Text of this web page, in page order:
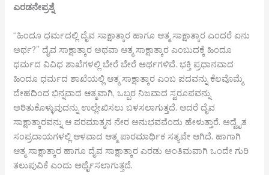
ಎರಡನೇಪ್ರಶ್ನೆ
“ಹಿಂದೂ ಧರ್ಮದಲ್ಲಿ ದೈವ ಸಾಕ್ಷಾತ್ಕಾರ ಹಾಗೂ ಆತ್ಮ ಸಾಕ್ಷಾತ್ಕಾರ ಎಂದರೆ ಏನು
ಅರ್ಥ?” ದೈವ ಸಾಕ್ಷಾತ್ಕಾರ ಅಥವಾ ಆತ್ಮ ಸಾಕ್ಷಾತ್ಕಾರ ಎಂಬುದಕ್ಕೆ ಹಿಂದೂ
ಧರ್ಮದ ವಿವಿಧ ಶಾಖೆಗಳಲ್ಲಿ ಬೇರೆ ಬೇರೆ ಅರ್ಥಗಳಿವೆ. ಭಕ್ತಿ ಪ್ರಧಾನವಾದ
ಹಿಂದೂ ಧರ್ಮದ ಶಾಖೆಯಲ್ಲಿ ಆತ್ಮ ಸಾಕ್ಷಾತ್ಕಾರ ಎಂಬ ಪದವನ್ನು ಕೆಲವೊಮ್ಮೆ
ದೇಹದಿಂದ ಭಿನ್ನವಾದ ಆತ್ಮವಾಗಿ, ಒಬ್ಬರ ನಿಜವಾದ ಸ್ವರೂಪವನ್ನು
ಅರಿತುಕೊಳ್ಳುವುದನ್ನು ಉಲ್ಲೇಖಿಸಲು ಬಳಸಲಾಗುತ್ತದೆ. ಆದರೆ ದೈವ
ಸಾಕ್ಷಾತ್ಕಾರವನ್ನು ಆ ಪರಮಾತ್ಮನ ನೇರ ಅನುಭವವೆಂದು ಹೇಳುತ್ತಾರೆ. ಅದ್ವೈತ
ಸಂಪ್ರದಾಯಗಳಲ್ಲಿ ಆಳವಾದ ಆತ್ಮ ಪಾರಮಾರ್ಥಿಕ ಸತ್ಯವೇ ಆಗಿದೆ. ಹಾಗಾಗಿ
ಆತ್ಮ ಸಾಕ್ಷಾತ್ಕಾರ ಹಾಗೂ ದೈವ ಸಾಕ್ಷಾತ್ಕಾರ ಎರಡು ಅಂತಿಮವಾಗಿ ಒಂದೇ ಗುರಿ
ತಲುಪುವಿಕೆ ಎಂದು ಅರ್ಥೈಸಲಾಗುತ್ತದೆ.